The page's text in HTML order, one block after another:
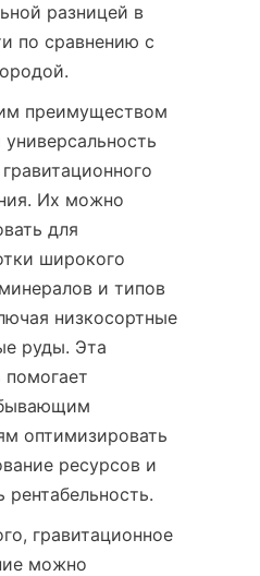
разницей в
по сравнению с
преимуществом
универсальность
Их можно
для
широкого
и типов
низкосортные
руды. Эта
помогает
оптимизировать
ресурсов и
рентабельность.
гравитационное
можно